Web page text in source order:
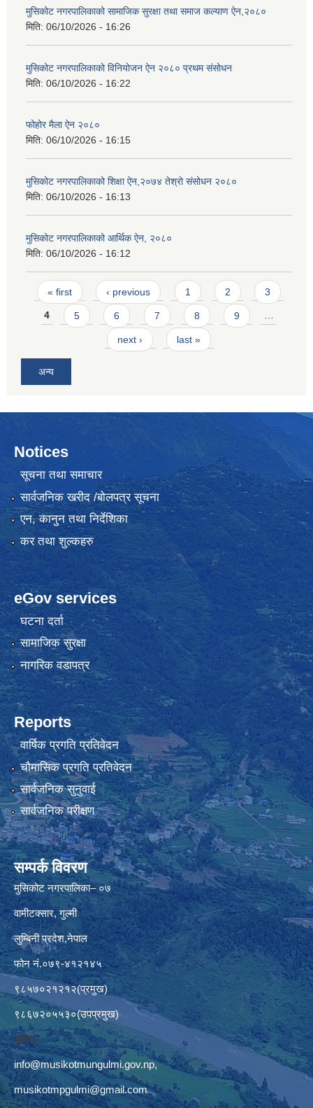
मुसिकोट नगरपालिकाको सामाजिक सुरक्षा तथा समाज कल्याण ऐन,२०८०
मिति: 06/10/2026 - 16:26
मुसिकोट नगरपालिकाको विनियोजन ऐन २०८० प्रथम संसोधन
मिति: 06/10/2026 - 16:22
फोहोर मैला ऐन २०८०
मिति: 06/10/2026 - 16:15
मुसिकोट नगरपालिकाको शिक्षा ऐन,२०७४ तेश्रो संसोधन २०८०
मिति: 06/10/2026 - 16:13
मुसिकोट नगरपालिकाको आर्थिक ऐन, २०८०
मिति: 06/10/2026 - 16:12
Pages
« first ‹ previous 1 2 3
4 5 6 7 8 9 …
next › last »
अन्य
Notices
सूचना तथा समाचार
सार्वजनिक खरीद /बोलपत्र सूचना
एन, कानुन तथा निर्देशिका
कर तथा शुल्कहरु
eGov services
घटना दर्ता
सामाजिक सुरक्षा
नागरिक वडापत्र
Reports
वार्षिक प्रगति प्रतिवेदन
चौमासिक प्रगति प्रतिवेदन
सार्वजनिक सुनुवाई
सार्वजनिक परीक्षण
सम्पर्क विवरण
मुसिकोट नगरपालिका– ०७
वामीटक्सार, गुल्मी
लुम्बिनी प्रदेश,नेपाल
फोन नं.०७९-४१२१४५
९८५७०२१२१२(प्रमुख)
९८६७२०५५३०(उपप्रमुख)
इमेलः–
info@musikotmungulmi.gov.np,
musikotmpgulmi@gmail.com